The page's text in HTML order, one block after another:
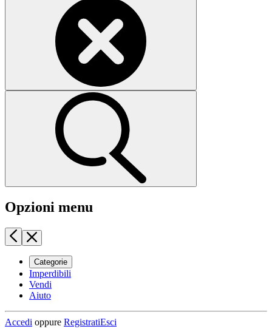
Opzioni menu
Categorie
Imperdibili
Vendi
Aiuto
Accedi oppure RegistratiEsci